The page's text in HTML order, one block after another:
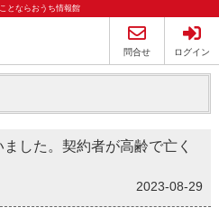
とならおうち情報館
問合せ ログイン
した。契約者が高齢で亡く
2023-08-29